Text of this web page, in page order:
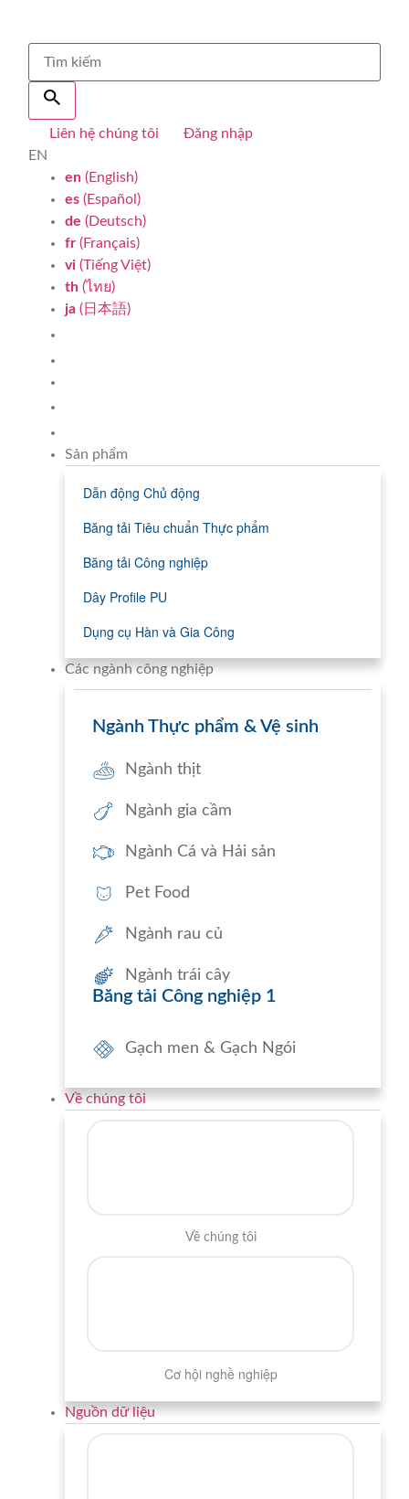
Liên hệ chúng tôi
Đăng nhập
EN
en (English)
es (Español)
de (Deutsch)
fr (Français)
vi (Tiếng Việt)
th (ไทย)
ja (日本語)
Sản phẩm
Dẫn động Chủ động
Băng tải Tiêu chuẩn Thực phẩm
Băng tải Công nghiệp
Dây Profile PU
Dụng cụ Hàn và Gia Công
Các ngành công nghiệp
Ngành Thực phẩm & Vệ sinh
Ngành thịt
Ngành gia cầm
Ngành Cá và Hải sản
Pet Food
Ngành rau củ
Ngành trái cây
Băng tải Công nghiệp 1
Gạch men & Gạch Ngói
Về chúng tôi
Về chúng tôi
Cơ hội nghề nghiệp
Nguồn dữ liệu